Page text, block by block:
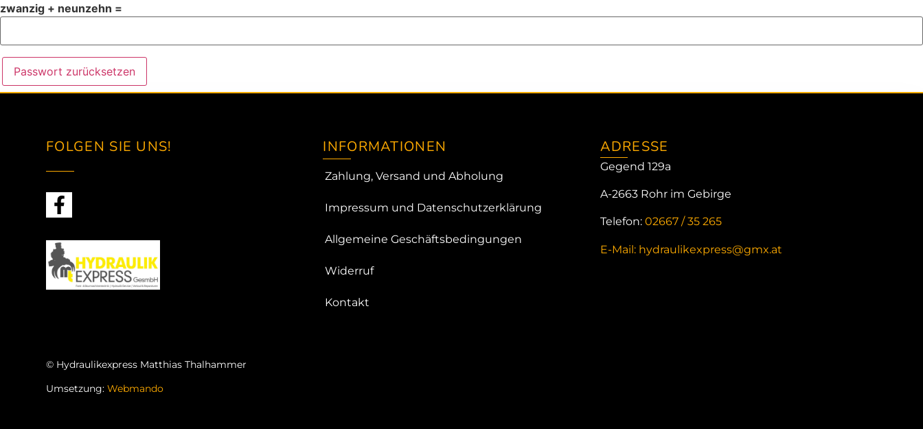
zwanzig + neunzehn =
Passwort zurücksetzen
FOLGEN SIE UNS!
© Hydraulikexpress MatthiasThalhammer
Umsetzung:Webmando
INFORMATIONEN
Zahlung, Versand und Abholung
Impressum und Datenschutzerklärung
Allgemeine Geschäftsbedingungen
Widerruf
Kontakt
ADRESSE
Gegend 129a
A-2663 Rohr im Gebirge
Telefon: 02667 / 35 265
E-Mail: hydraulikexpress@gmx.at